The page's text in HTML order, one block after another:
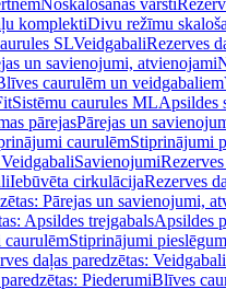
Noskalošanas vārsti
komplektiDivu režīmu
SLVeidgabaliRezerves
un savienojumi, atvienojami
caurulēm un veidgabaliem
Sistēmu caurules MLApsildes
pārejasPārejas un
caurulēmStiprinājumi
Savienojumi
Iebūvēta cirkulācijaRezerves
Pārejas un savienojumi,
Apsildes trejgabalsApsildes
caurulēmStiprinājumi
daļas paredzētas: Veidgabali
PiederumiBlīves